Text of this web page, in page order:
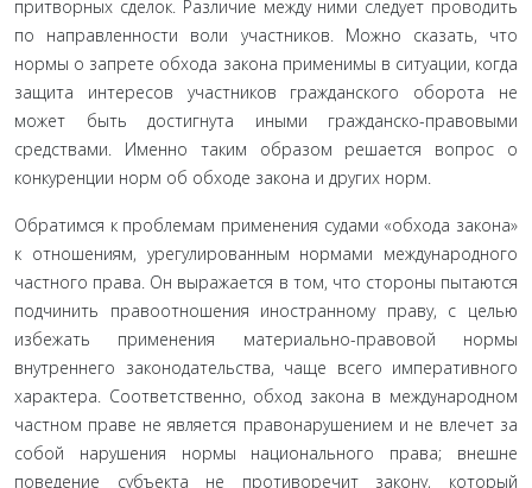
притворных сделок. Различие между ними следует проводить
по направленности воли участников. Мож­но сказать, что
нормы о запрете обхода закона применимы в ситуации, когда
защита интересов участников гражданского оборота не
может быть достигнута иными гражданско-право­выми
средствами. Именно таким образом решается вопрос о
конкуренции норм об обходе закона и других норм.
Обратимся к проблемам применения судами «обхода закона»
к отношениям, урегулированным нормами между­народного
частного права. Он выражается в том, что стороны пытаются
подчинить правоотношения иностранному праву, с целью
избежать применения материально-правовой нормы
внутреннего законодательства, чаще всего императивного
ха­рактера. Соответственно, обход закона в международном
част­ном праве не является правонарушением и не влечет за
собой нарушения нормы национального права; внешне
поведение субъекта не противоречит закону, который